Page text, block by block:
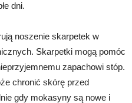
dni.
noszenie skarpetek w
Skarpetki mogą pomóc
zapachowi stóp.
chronić skórę przed
gdy mokasyny są nowe i